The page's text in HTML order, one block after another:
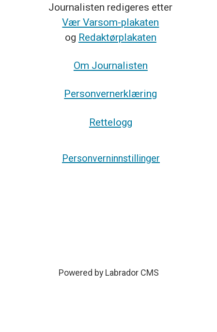
Journalisten redigeres etter
Vær Varsom-plakaten
og Redaktørplakaten
Om Journalisten
Personvernerklæring
Rettelogg
Personverninnstillinger
Powered by Labrador CMS